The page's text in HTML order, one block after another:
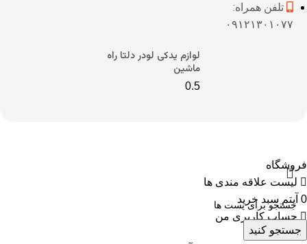
تلفن همراه:
۰۹۱۲۱۳۰۱۰۷۷
لوازم یدکی لودر دلتا راه
ماشین
جستجو کنید
فروشگاه
لیست علاقه مندی ها
0 آیتم سبد خرید
حساب کاربری من